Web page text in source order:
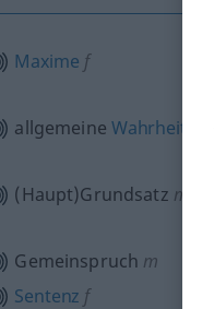
Maxime f
allgemeine Wahrheit
(Haupt)Grundsatz m
Gemeinspruch m
Sentenz f